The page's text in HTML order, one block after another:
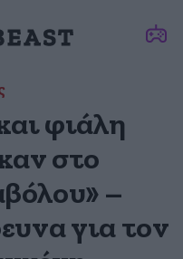
φιάλη
στο
–
για τον